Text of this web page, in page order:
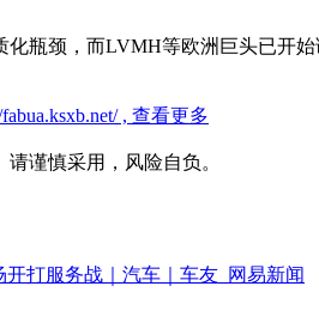
瓶颈，而LVMH等欧洲巨头已开
, 查看更多
谨慎采用，风险自负。
打服务战｜汽车｜车友_网易新闻